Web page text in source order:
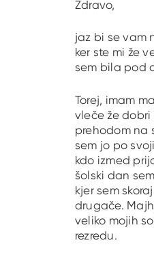
Zdravo,
jaz bi se vam
ker ste mi že
sem bila pod
Torej, imam
vleče že dobri
prehodom na
sem jo po
kdo izmed
šolski dan
kjer sem
drugače.
veliko mojih
rezredu.